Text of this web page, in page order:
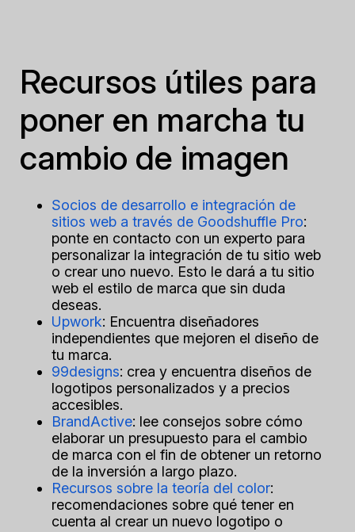
Recursos útiles para
poner en marcha tu
cambio de imagen
Socios de desarrollo e integración de
sitios web a través de Goodshuffle Pro:
ponte en contacto con un experto para
personalizar la integración de tu sitio web
o crear uno nuevo. Esto le dará a tu sitio
web el estilo de marca que sin duda
deseas.
Upwork: Encuentra diseñadores
independientes que mejoren el diseño de
tu marca.
99designs: crea y encuentra diseños de
logotipos personalizados y a precios
accesibles.
BrandActive: lee consejos sobre cómo
elaborar un presupuesto para el cambio
de marca con el fin de obtener un retorno
de la inversión a largo plazo.
Recursos sobre la teoría del color:
recomendaciones sobre qué tener en
cuenta al crear un nuevo logotipo o